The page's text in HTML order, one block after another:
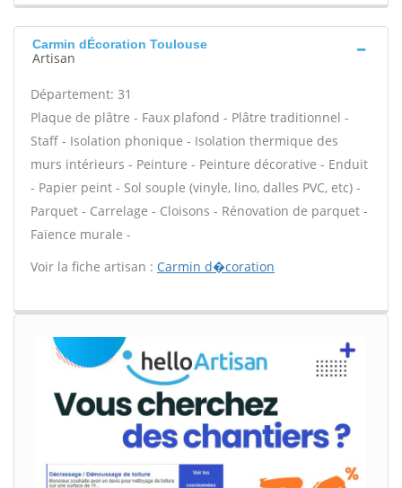
Carmin dÉcoration Toulouse
Artisan
Département: 31
Plaque de plâtre - Faux plafond - Plâtre traditionnel -
Staff - Isolation phonique - Isolation thermique des
murs intérieurs - Peinture - Peinture décorative - Enduit
- Papier peint - Sol souple (vinyle, lino, dalles PVC, etc) -
Parquet - Carrelage - Cloisons - Rénovation de parquet -
Faïence murale -
Voir la fiche artisan : Carmin d�coration